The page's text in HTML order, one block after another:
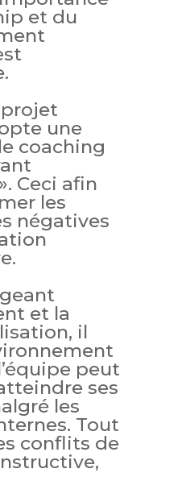
et du
une
coaching
Ceci afin
les
négatives
et la
il
peut
ses
les
Tout
conflits de